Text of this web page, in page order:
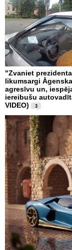
"Zvaniet
likumsargi
agresīvu un,
iereibušu
VIDEO)
3